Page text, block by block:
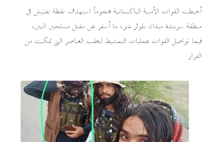
أحبطت القوات الأمنية الباكستانية هجوماً استهدف نقطة تفتيش في
منطقة سربندة ميدان بلوئر دير، ما أسفر عن مقتل مسلحين اثنين،
فيما تواصل القوات عمليات التمشيط لتعقب العناصر التي تمكنت من
الفرار